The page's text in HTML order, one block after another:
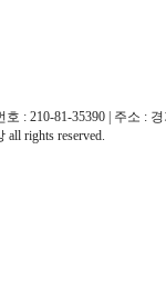
: 210-81-35390 | 주소 :
rights reserved.